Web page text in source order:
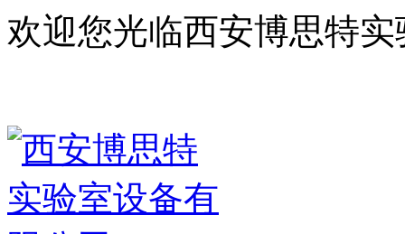
欢迎您光临西安博思特